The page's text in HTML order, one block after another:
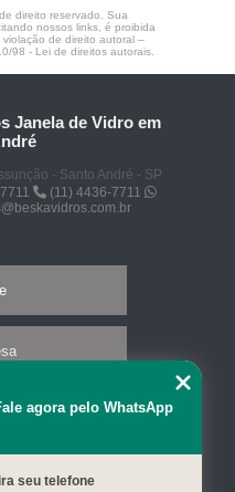
direito reservado. Sua
nossos links, é proibida
de direito autoral –
98 - Lei de direitos autorais.
Janela de Vidro em
- Santo André - SP
(11) 4436-7711
agora pelo WhatsApp
seu telefone